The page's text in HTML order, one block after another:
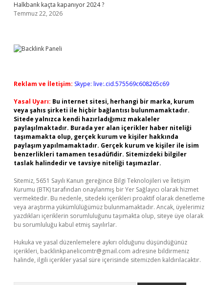
Halkbank kaçta kapanıyor 2024 ?
Temmuz 22, 2026
Reklam ve İletişim: Skype: live:.cid.575569c608265c69
Yasal Uyarı: Bu internet sitesi, herhangi bir marka, kurum
veya şahıs şirketi ile hiçbir bağlantısı bulunmamaktadır.
Sitede yalnızca kendi hazırladığımız makaleler
paylaşılmaktadır. Burada yer alan içerikler haber niteliği
taşımamakta olup, gerçek kurum ve kişiler hakkında
paylaşım yapılmamaktadır. Gerçek kurum ve kişiler ile isim
benzerlikleri tamamen tesadüfidir. Sitemizdeki bilgiler
taslak halindedir ve tavsiye niteliği taşımazlar.
Sitemiz, 5651 Sayılı Kanun gereğince Bilgi Teknolojileri ve İletişim
Kurumu (BTK) tarafından onaylanmış bir Yer Sağlayıcı olarak hizmet
vermektedir. Bu nedenle, sitedeki içerikleri proaktif olarak denetleme
veya araştırma yükümlülüğümüz bulunmamaktadır. Ancak, üyelerimiz
yazdıkları içeriklerin sorumluluğunu taşımakta olup, siteye üye olarak
bu sorumluluğu kabul etmiş sayılırlar.
Hukuka ve yasal düzenlemelere aykırı olduğunu düşündüğünüz
içerikleri, backlinkpanelicomtr@gmail.com adresine bildirmeniz
halinde, ilgili içerikler yasal süre içerisinde sitemizden kaldırılacaktır.